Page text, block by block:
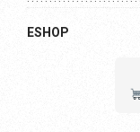
ESHOP